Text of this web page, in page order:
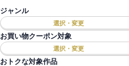
ジャンル
選択・変更
お買い物クーポン対象
選択・変更
おトクな対象作品